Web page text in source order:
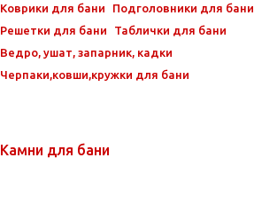
Коврики для бани
Подголовники для бани
Решетки для бани
Таблички для бани
Ведро, ушат, запарник, кадки
Черпаки,ковши,кружки для бани
Камни для бани